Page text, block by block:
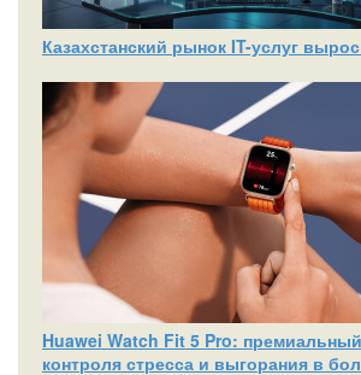
Казахстанский рынок IT-услуг
Huawei Watch Fit 5 Pro:
контроля стресса и выгорания в